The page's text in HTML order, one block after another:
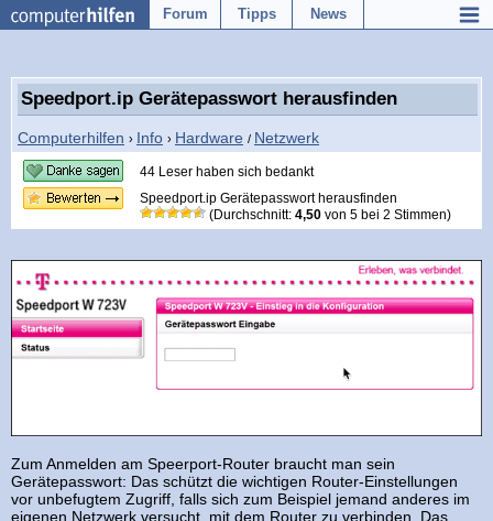
Forum Tipps News
Speedport.ip Gerätepasswort herausfinden
Computerhilfen › Info › Hardware / Netzwerk
44 Leser haben sich bedankt
Speedport.ip Gerätepasswort herausfinden
(Durchschnitt: 4,50 von 5 bei 2 Stimmen)
Zum Anmelden am Speerport-Router braucht man sein
Gerätepasswort: Das schützt die wichtigen Router-Einstellungen
vor unbefugtem Zugriff, falls sich zum Beispiel jemand anderes im
eigenen Netzwerk versucht, mit dem Router zu verbinden. Das